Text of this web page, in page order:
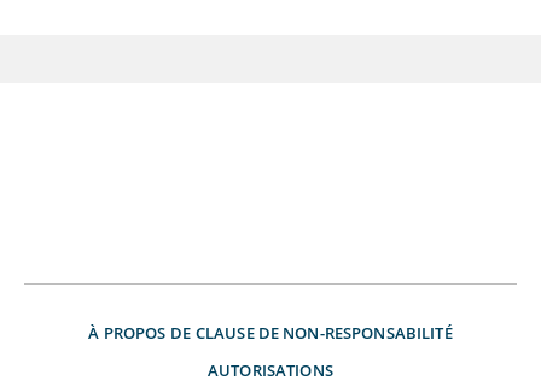
À PROPOS DE CLAUSE DE NON-RESPONSABILITÉ
AUTORISATIONS